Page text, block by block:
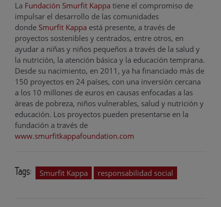
La Fundación Smurfit Kappa tiene el compromiso de
impulsar el desarrollo de las comunidades
donde Smurfit Kappa está presente, a través de
proyectos sostenibles y centrados, entre otros, en
ayudar a niñas y niños pequeños a través de la salud y
la nutrición, la atención básica y la educación temprana.
Desde su nacimiento, en 2011, ya ha financiado más de
150 proyectos en 24 países, con una inversión cercana
a los 10 millones de euros en causas enfocadas a las
áreas de pobreza, niños vulnerables, salud y nutrición y
educación. Los proyectos pueden presentarse en la
fundación a través de
www.smurfitkappafoundation.com
Tags: Smurfit Kappa responsabilidad social